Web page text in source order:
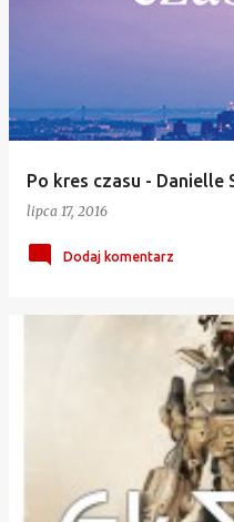
Po kres czasu - Danielle
lipca 17, 2016
Dodaj komentarz